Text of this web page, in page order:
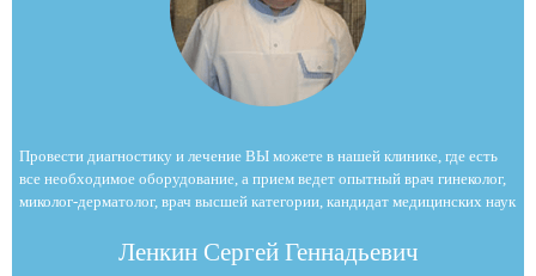
Провести диагностику и лечение ВЫ можете в нашей клинике, где есть
все необходимое оборудование, а прием ведет опытный врач гинеколог,
миколог-дерматолог, врач высшей категории, кандидат медицинских наук
Ленкин Сергей Геннадьевич